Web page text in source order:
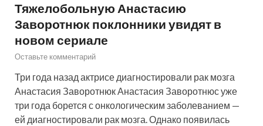
Тяжелобольную Анастасию
Заворотнюк поклонники увидят в
новом сериале
Оставьте комментарий
Три года назад актрисе диагностировали рак мозга
Анастасия Заворотнюк Анастасия Заворотнюс уже
три года борется с онкологическим заболеванием —
ей диагностировали рак мозга. Однако появилась